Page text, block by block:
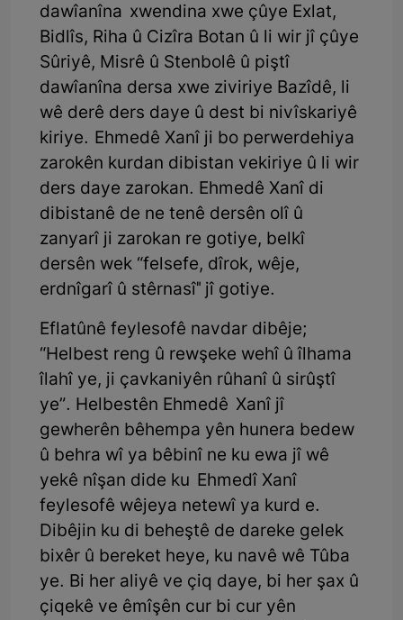
dawîanîna xwendina xwe çûye Exlat,
Bidlîs, Riha û Cizîra Botan û li wir jî çûye
Sûriyê, Misrê û Stenbolê û piştî
dawîanîna dersa xwe ziviriye Bazîdê, li
wê derê ders daye û dest bi nivîskariyê
kiriye. Ehmedê Xanî ji bo perwerdehiya
zarokên kurdan dibistan vekiriye û li wir
ders daye zarokan. Ehmedê Xanî di
dibistanê de ne tenê dersên olî û
zanyarî ji zarokan re gotiye, belkî
dersên wek “felsefe, dîrok, wêje,
erdnîgarî û stêrnasî" jî gotiye.
Eflatûnê feylesofê navdar dibêje;
“Helbest reng û rewşeke wehî û îlhama
îlahî ye, ji çavkaniyên rûhanî û sirûştî
ye”. Helbestên Ehmedê Xanî jî
gewherên bêhempa yên hunera bedew
û behra wî ya bêbinî ne ku ewa jî wê
yekê nîşan dide ku Ehmedî Xanî
feylesofê wêjeya netewî ya kurd e.
Dibêjin ku di beheştê de dareke gelek
bixêr û bereket heye, ku navê wê Tûba
ye. Bi her aliyê ve çiq daye, bi her şax û
çiqekê ve êmîşên cur bi cur yên